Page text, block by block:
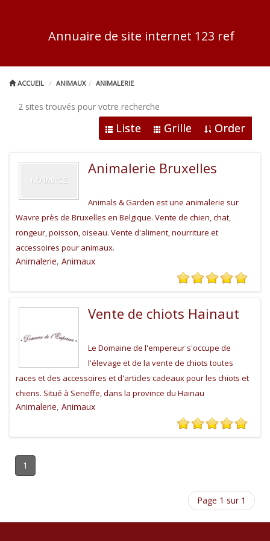
Annuaire de site internet 123 ref
ACCUEIL ANIMAUX ANIMALERIE
2 sites trouvés pour votre recherche
Liste Grille Order
Animalerie Bruxelles
Animals & Garden est une animalerie sur
Wavre près de Bruxelles en Belgique. Vente de chien, chat,
rongeur, poisson, oiseau. Vente d'aliment, nourriture et
accessoires pour animaux.
Animalerie, Animaux
Vente de chiots Hainaut
Le Domaine de l'empereur s'occupe de
l'élevage et de la vente de chiots toutes
races et des accessoires et d'articles cadeaux pour les chiots et
chiens. Situé à Seneffe, dans la province du Hainau
Animalerie, Animaux
1
Page 1 sur 1